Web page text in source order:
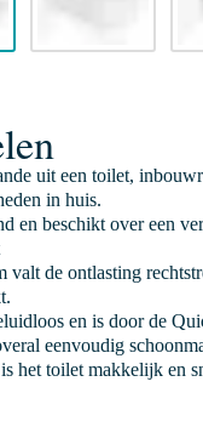
uit een toilet,
in huis.
en beschikt over een
valt de ontlasting
en is door de
eenvoudig
het toilet makkelijk en